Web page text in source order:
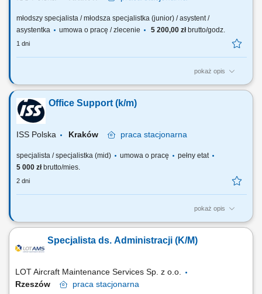
młodszy specjalista / młodsza specjalistka (junior) / asystent /
asystentka
umowa o pracę / zlecenie 5 200,00 złbrutto/godz.
1 dni
pokaż opis
Zakres obowiązków: Zarządzanie rezerwacjami i obsługa sal
gości.Wsparcie techniczne spotkań stacjonarnych i online (TV/VC).
Obsługa korespondencji oraz przesyłek kurierskich. Nadzór nad
serwisami zewnętrznymi (sprzątanie,...
Office Support (k/m)
ISS Polska Kraków praca stacjonarna
specjalista / specjalistka (mid) umowa o pracę
pełny etat
5 000 złbrutto/mies.
2 dni
pokaż opis
Zakres obowiązków: Obsługa recepcji: awizacja i witanie gości,
wychodzącej, prowadzenie rejestru. Przyjmowanie i wydawanie paczek
oraz przesyłek kurierskich. Zamawianie artykułów biurowych i
Specjalista ds. Administracji (K/M)
LOT Aircraft Maintenance Services Sp. z o.o.
Rzeszów
praca stacjonarna